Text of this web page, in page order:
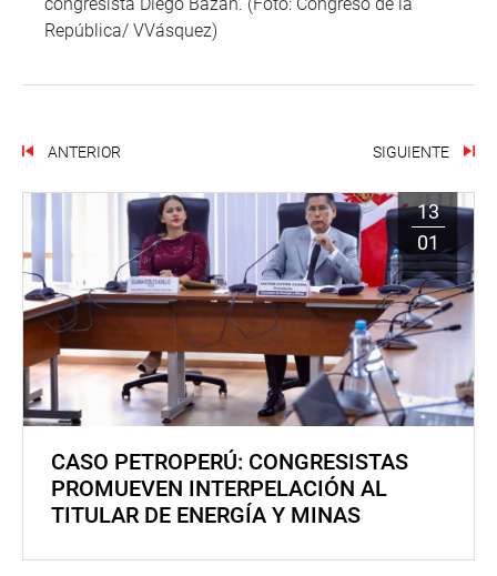
República/ VVásquez)
ANTERIOR SIGUIENTE
13
01
CASO PETROPERÚ: CONGRESISTAS
PROMUEVEN INTERPELACIÓN AL
TITULAR DE ENERGÍA Y MINAS